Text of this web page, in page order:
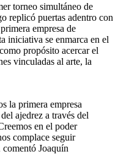
torneo simultáneo de
replicó puertas adentro con
empresa de
iniciativa se enmarca en el
propósito acercar el
vinculadas al arte, la
la primera empresa
ajedrez a través del
en el poder
complace seguir
Joaquín